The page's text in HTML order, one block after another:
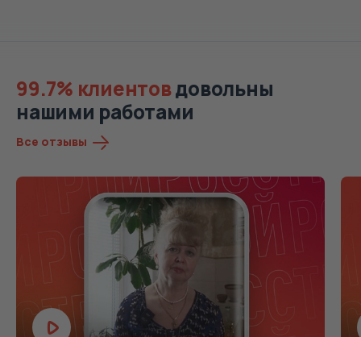
99.7% клиентовдовольны
нашими работами
Все отзывы